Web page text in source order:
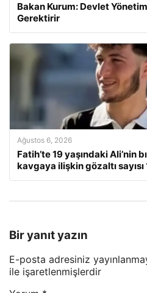
Bakan Kurum: Devlet
Gerektirir
Ağustos 6, 2026
Fatih’te 19 yaşındaki Ali’nin
kavgaya ilişkin gözaltı sayısı
Bir yanıt yazın
E-posta adresiniz
ile işaretlenmişlerdir